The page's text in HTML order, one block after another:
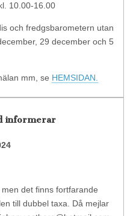
10.00-16.00
och fredgsbarometern utan
29 december och 5
mm, se HEMSIDAN.
informerar
det finns fortfarande
till dubbel taxa. Då mejlar